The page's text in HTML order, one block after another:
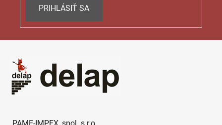
PRIHLÁSIŤ SA
PAME-IMPEX, spol. s r.o